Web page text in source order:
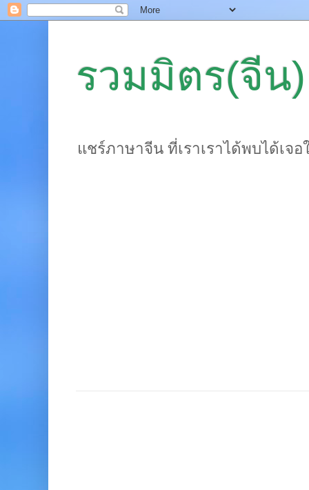
รวมมิตร(จีน)
แชร์ภาษาจีน ที่เราเราได้พบได้เจ